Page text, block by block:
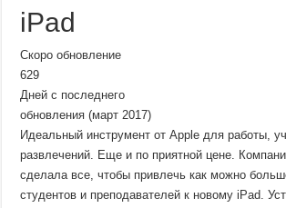
iPad
Скоро обновление
629
Дней с последнего
обновления (март 2017)
Идеальный инструмент от Apple для работы,
развлечений. Еще и по приятной цене.
сделала все, чтобы привлечь как можно
студентов и преподавателей к новому iPad.